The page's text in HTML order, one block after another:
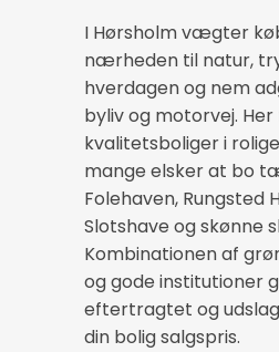
I Hørsholm vægter
nærheden til natur,
hverdagen og nem
byliv og motorvej.
kvalitetsboliger i
mange elsker at bo
Folehaven, Rungsted
Slotshave og skønne
Kombinationen af
og gode institutioner
eftertragtet og
din bolig salgspris.